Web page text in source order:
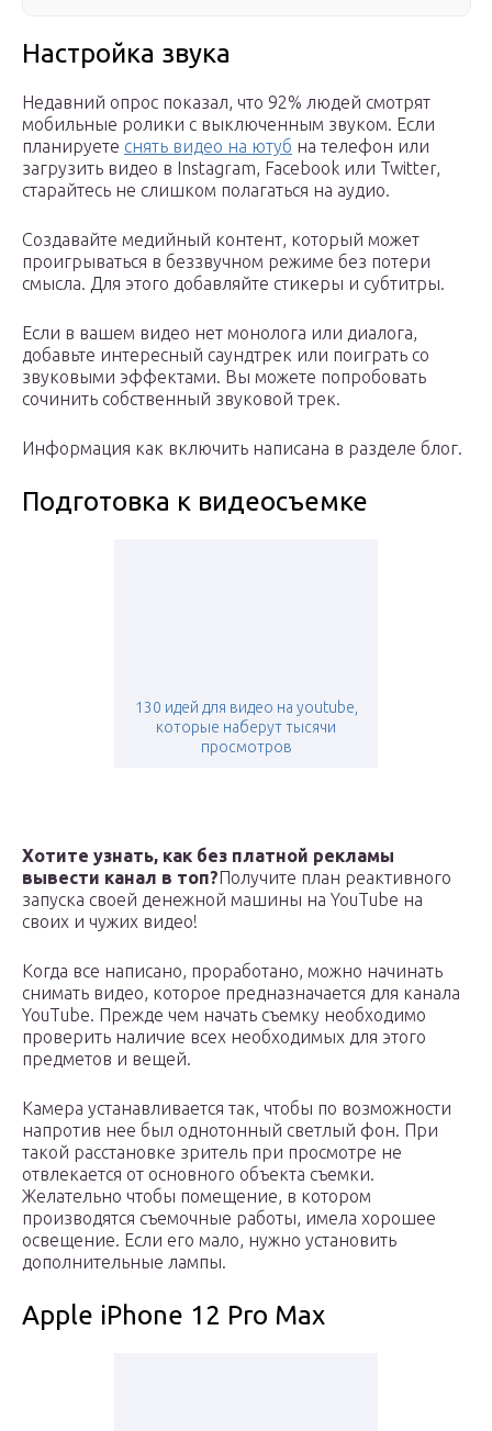
Настройка звука
Недавний опрос показал, что 92% людей смотрят
мобильные ролики с выключенным звуком. Если
планируете снять видео на ютуб на телефон или
загрузить видео в Instagram, Facebook или Twitter,
старайтесь не слишком полагаться на аудио.
Создавайте медийный контент, который может
проигрываться в беззвучном режиме без потери
смысла. Для этого добавляйте стикеры и субтитры.
Если в вашем видео нет монолога или диалога,
добавьте интересный саундтрек или поиграть со
звуковыми эффектами. Вы можете попробовать
сочинить собственный звуковой трек.
Информация как включить написана в разделе блог.
Подготовка к видеосъемке
130 идей для видео на youtube,
которые наберут тысячи
просмотров
Хотите узнать, как без платной рекламы
вывести канал в топ?Получите план реактивного
запуска своей денежной машины на YouTube на
своих и чужих видео!
Когда все написано, проработано, можно начинать
снимать видео, которое предназначается для канала
YouTube. Прежде чем начать съемку необходимо
проверить наличие всех необходимых для этого
предметов и вещей.
Камера устанавливается так, чтобы по возможности
напротив нее был однотонный светлый фон. При
такой расстановке зритель при просмотре не
отвлекается от основного объекта съемки.
Желательно чтобы помещение, в котором
производятся съемочные работы, имела хорошее
освещение. Если его мало, нужно установить
дополнительные лампы.
Apple iPhone 12 Pro Max